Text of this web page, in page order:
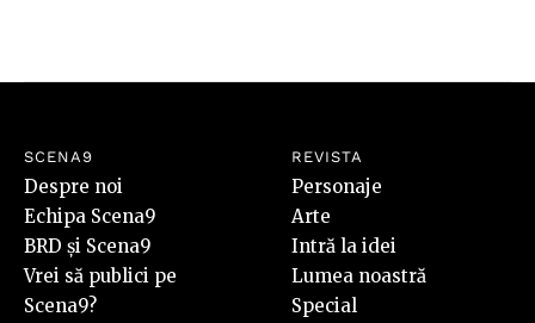
SCENA9
Despre noi
Echipa Scena9
BRD și Scena9
Vrei să publici pe
Scena9?
REVISTA
Personaje
Arte
Intră la idei
Lumea noastră
Special